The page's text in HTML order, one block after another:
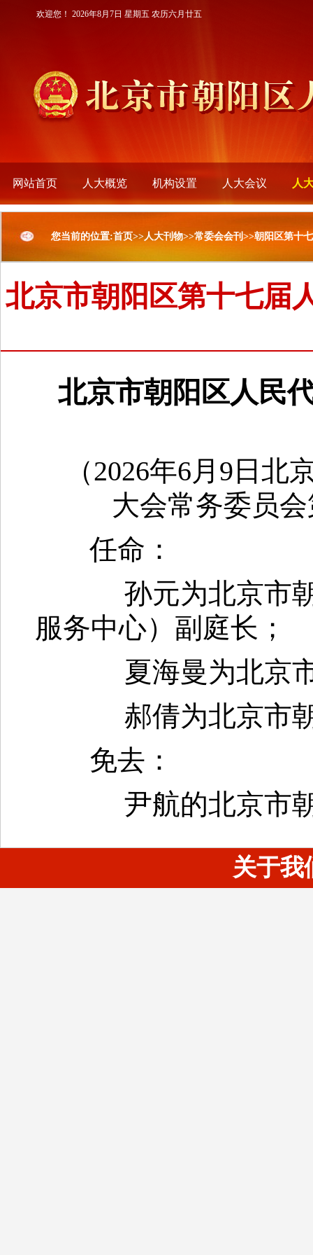
欢迎您！ 2026年8月7日 星期五 农历六月廿五
网站首页 人大概览 机构设置 人大会议 人
您当前的位置:首页>>人大刊物>>常委会会刊>>朝阳区第十
北京市朝阳区第十七届
北京市朝阳区人民
（2026年6月9日
大会常务委员
任命：
孙元为北京市
服务中心）副庭长；
夏海曼为北京
郝倩为北京市
免去：
尹航的北京市
关于我